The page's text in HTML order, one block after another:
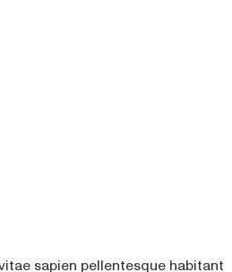
sapien pellentesque habitant